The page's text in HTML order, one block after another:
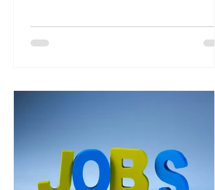
Pluspunkt des Reiseziels. Insgesamt